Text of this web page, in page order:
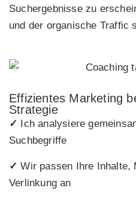
Suchergebnisse zu
und der organische Traffic
Effizientes Marketing
Strategie
✓
Ich analysiere
Suchbegriffe
✓ Wir passen Ihre Inhalte,
Verlinkung an